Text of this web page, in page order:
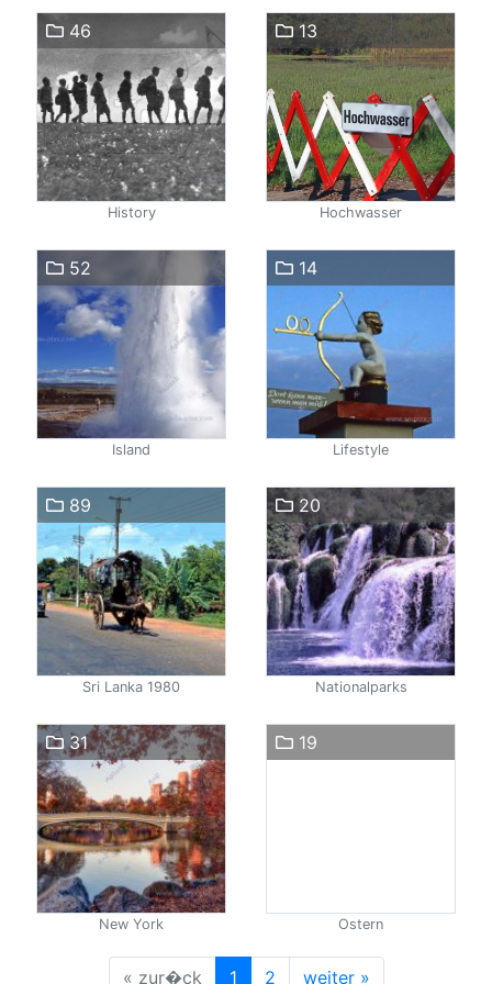
46
History
13
Hochwasser
52
Island
14
Lifestyle
89
Sri Lanka 1980
20
Nationalparks
31
New York
19
Ostern
« zur�ck 1 2 weiter »